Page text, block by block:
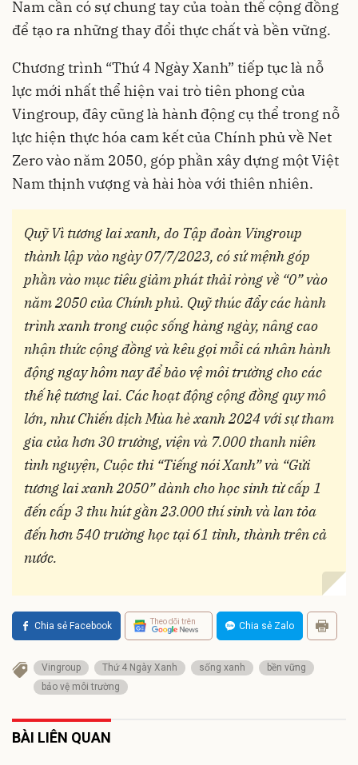
Nam cần có sự chung tay của toàn thể cộng đồng
để tạo ra những thay đổi thực chất và bền vững.
Chương trình “Thứ 4 Ngày Xanh” tiếp tục là nỗ
lực mới nhất thể hiện vai trò tiên phong của
Vingroup, đây cũng là hành động cụ thể trong nỗ
lực hiện thực hóa cam kết của Chính phủ về Net
Zero vào năm 2050, góp phần xây dựng một Việt
Nam thịnh vượng và hài hòa với thiên nhiên.
Quỹ Vì tương lai xanh, do Tập đoàn Vingroup
thành lập vào ngày 07/7/2023, có sứ mệnh góp
phần vào mục tiêu giảm phát thải ròng về “0” vào
năm 2050 của Chính phủ. Quỹ thúc đẩy các hành
trình xanh trong cuộc sống hàng ngày, nâng cao
nhận thức cộng đồng và kêu gọi mỗi cá nhân hành
động ngay hôm nay để bảo vệ môi trường cho các
thế hệ tương lai. Các hoạt động cộng đồng quy mô
lớn, như Chiến dịch Mùa hè xanh 2024 với sự tham
gia của hơn 30 trường, viện và 7.000 thanh niên
tình nguyện, Cuộc thi “Tiếng nói Xanh” và “Gửi
tương lai xanh 2050” dành cho học sinh từ cấp 1
đến cấp 3 thu hút gần 23.000 thí sinh và lan tỏa
đến hơn 540 trường học tại 61 tỉnh, thành trên cả
nước.
Chia sẻ Facebook Theo dõi trên Chia sẻ Zalo
Vingroup Thứ 4 Ngày Xanh sống xanh
bền vững
bảo vệ môi trường
BÀI LIÊN QUAN